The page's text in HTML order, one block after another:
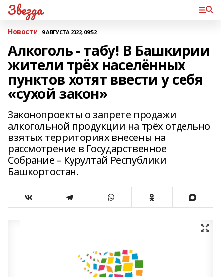
Звезда
Новости 9 АВГУСТА 2022, 09:52
Алкоголь - табу! В Башкирии
жители трёх населённых
пунктов хотят ввести у себя
«сухой закон»
Законопроекты о запрете продажи
алкогольной продукции на трёх отдельно
взятых территориях внесены на
рассмотрение в Государственное
Собрание – Курултай Республики
Башкортостан.